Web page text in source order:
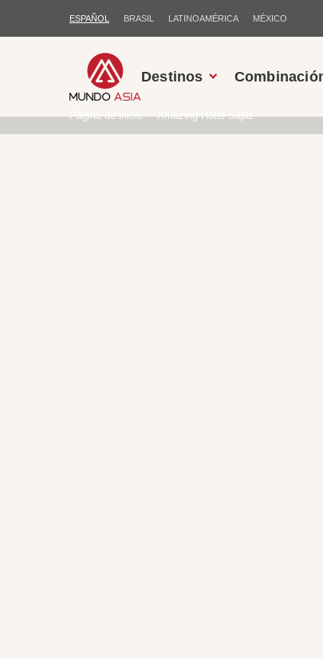
ESPAÑOL BRASIL LATINOAMÉRICA MÉXICO
Destinos
Página de inicio Amazing Hotel Sapa